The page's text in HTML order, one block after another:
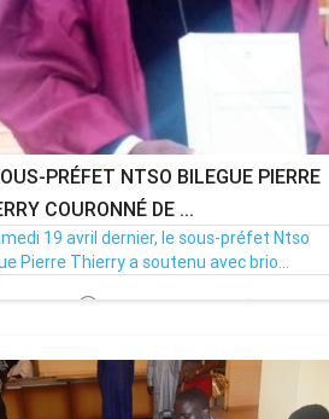
PRÉFET NTSO BILEGUE PIERRE
COURONNÉ DE ...
19 avril dernier, le sous-préfet Ntso
Pierre Thierry a soutenu avec brio...
04/25 Par MenouActu 0